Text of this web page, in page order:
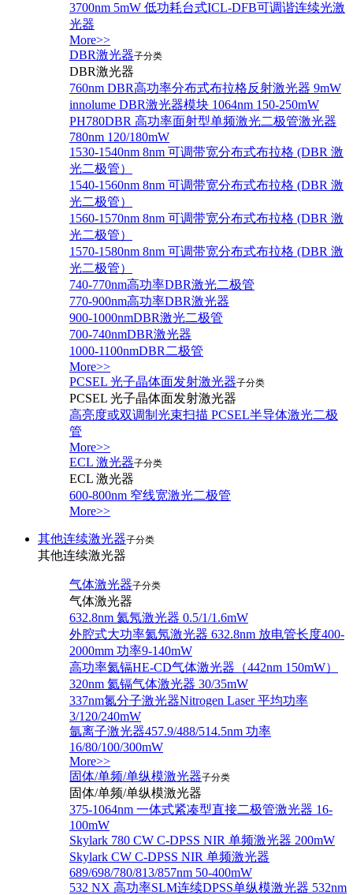
3700nm 5mW 低功耗台式ICL-DFB可调谐连续光激
光器
More>>
DBR激光器子分类
DBR激光器
760nm DBR高功率分布式布拉格反射激光器 9mW
innolume DBR激光器模块 1064nm 150-250mW
PH780DBR 高功率面射型单频激光二极管激光器
780nm 120/180mW
1530-1540nm 8nm 可调带宽分布式布拉格 (DBR 激
光二极管）
1540-1560nm 8nm 可调带宽分布式布拉格 (DBR 激
光二极管）
1560-1570nm 8nm 可调带宽分布式布拉格 (DBR 激
光二极管）
1570-1580nm 8nm 可调带宽分布式布拉格 (DBR 激
光二极管）
740-770nm高功率DBR激光二极管
770-900nm高功率DBR激光器
900-1000nmDBR激光二极管
700-740nmDBR激光器
1000-1100nmDBR二极管
More>>
PCSEL 光子晶体面发射激光器子分类
PCSEL 光子晶体面发射激光器
高亮度或双调制光束扫描 PCSEL半导体激光二极
管
More>>
ECL 激光器子分类
ECL 激光器
600-800nm 窄线宽激光二极管
More>>
其他连续激光器子分类
其他连续激光器
气体激光器子分类
气体激光器
632.8nm 氦氖激光器 0.5/1/1.6mW
外腔式大功率氦氖激光器 632.8nm 放电管长度400-
2000mm 功率9-140mW
高功率氦镉HE-CD气体激光器（442nm 150mW）
320nm 氦镉气体激光器 30/35mW
337nm氮分子激光器Nitrogen Laser 平均功率
3/120/240mW
氩离子激光器457.9/488/514.5nm 功率
16/80/100/300mW
More>>
固体/单频/单纵模激光器子分类
固体/单频/单纵模激光器
375-1064nm 一体式紧凑型直接二极管激光器 16-
100mW
Skylark 780 CW C-DPSS NIR 单频激光器 200mW
Skylark CW C-DPSS NIR 单频激光器
689/698/780/813/857nm 50-400mW
532 NX 高功率SLM连续DPSS单纵模激光器 532nm